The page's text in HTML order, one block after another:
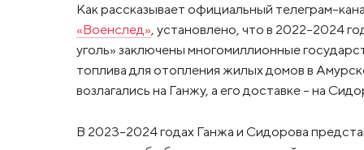
Как рассказывает официальный телеграм-
«Военслед», установлено, что в 2022–2024
уголь» заключены многомиллионные
топлива для отопления жилых домов в
возлагались на Ганжу, а его доставке – на
В 2023-2024 годах Ганжа и Сидорова